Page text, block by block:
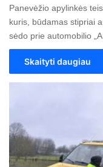
Panevėžio apylinkės
kuris, būdamas stipriai
sėdo prie automobilio
Skaityti daugiau